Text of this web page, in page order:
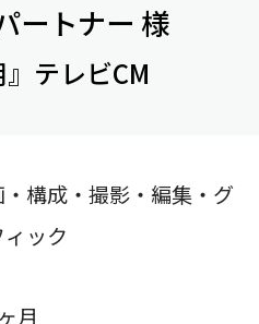
ートナー 様
』テレビCM
・構成・撮影・編集・グ
ック
月